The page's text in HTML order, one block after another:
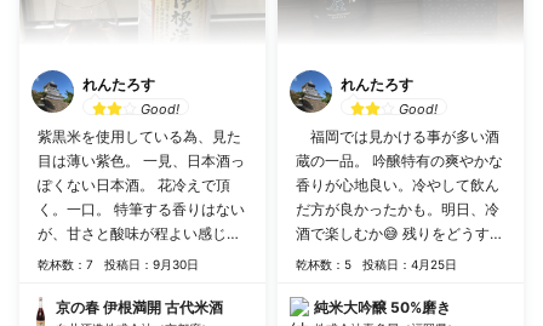
れんたろす
Good!
紫黒米を使用している為、見た
目は薄い紫色。 一見、日本酒っ
ぽくない日本酒。 花冷えで頂
く。一口。 特筆する香りはない
が、甘さと酸味が程よい感じ。
美味しいお酒。
乾杯数：7 投稿日：9月30日
京の春 伊根満開 古代米酒
れんたろす
Good!
福岡では見かける事が多い酒
蔵の一品。 吟醸特有の爽やかな
香りが心地良い。冷やして飲ん
だ方が良かったかも。明日、冷
酒で楽しむか😅 残りをどうする
か...思い切ってぬる燗にチャレ
比べて舌にまろやかに絡む味わ
乾杯数：5 投稿日：4月25日
純米大吟醸 50%磨き